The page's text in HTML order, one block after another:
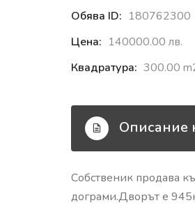
Обява ID: 180762300
Цена: 140000.00 лв.
Квадратура: 300.00
Описание
Собственик продава
дограми.Дворът е